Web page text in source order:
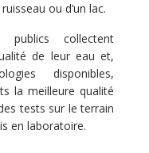
ou d’un lac.
publics collectent
de leur eau et,
disponibles,
la meilleure qualité
tests sur le terrain
en laboratoire.